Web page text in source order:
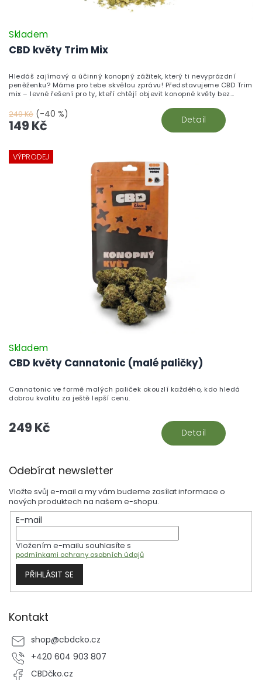
CBD květy Trim Mix
Skladem
249 Kč (-40 %)
149 Kč Detail
Hledáš zajímavý a účinný konopný zážitek, který ti nevyprázdní
peněženku? Máme pro tebe skvělou zprávu! Představujeme CBD Trim
mix – levné řešení pro ty, kteří chtějí objevit konopné květy bez
zbytečného přepychu.
VÝPRODEJ
CBD květy Cannatonic (malé paličky)
Skladem
249 Kč Detail
Cannatonic ve formě malých paliček okouzlí každého, kdo hledá
dobrou kvalitu za ještě lepší cenu.
Odebírat newsletter
Vložte svůj e-mail a my vám budeme zasílat informace o
nových produktech na našem e-shopu.
E-mail
Vložením e-mailu souhlasíte s
podmínkami ochrany osobních údajů
PŘIHLÁSIT SE
Kontakt
shop@cbdcko.cz
+420 604 903 807
CBDčko.cz